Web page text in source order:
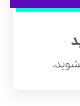
.